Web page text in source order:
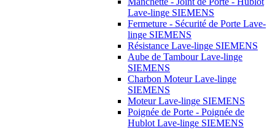
Lave-linge SIEMENS
Fermeture - Sécurité de Porte Lave-
linge SIEMENS
Résistance Lave-linge SIEMENS
Aube de Tambour Lave-linge
SIEMENS
Charbon Moteur Lave-linge
SIEMENS
Moteur Lave-linge SIEMENS
Poignée de Porte - Poignée de
Hublot Lave-linge SIEMENS